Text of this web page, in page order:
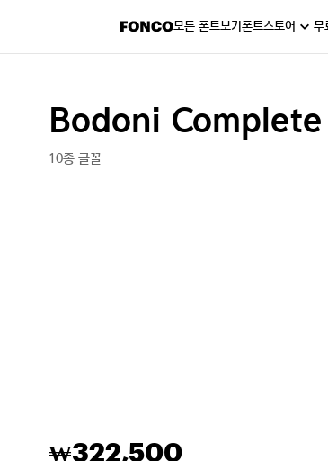
모든 폰트보기폰트스토어 무
Bodoni
10종 글꼴
₩322,500